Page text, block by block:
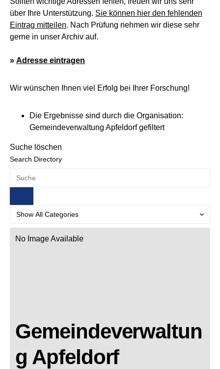
über Ihre Unterstützung. Sie können hier den fehlenden
Eintrag mitteilen. Nach Prüfung nehmen wir diese sehr
gerne in unser Archiv auf.
» Adresse eintragen
Wir wünschen Ihnen viel Erfolg bei Ihrer Forschung!
Die Ergebnisse sind durch die Organisation:
Gemeindeverwaltung Apfeldorf gefiltert
Suche löschen
Search Directory
No Image Available
Gemeindeverwaltun
g Apfeldorf